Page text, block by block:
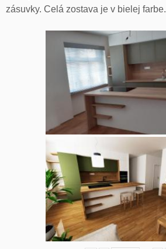
zásuvky. Celá zostava je v bielej farbe.